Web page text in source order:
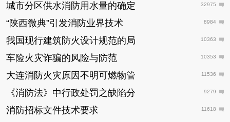
城市分区供水消防用水量的确定 32975
“陕西微典”引发消防业界技术 8984
我国现行建筑防火设计规范的局 10363
车险火灾诈骗的风险与防范 10353
大连消防火灾原因不明可燃物管 11536
《消防法》中行政处罚之缺陷分 9279
消防招标文件技术要求 11618